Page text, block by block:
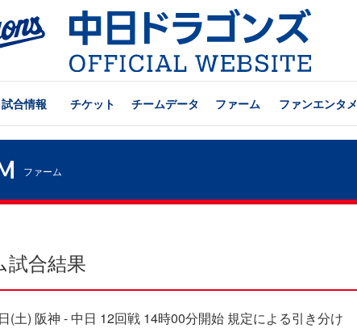
試合情報 チケット チームデータ ファーム ファンエンタメ
ファーム
試合結果
(土) 阪神 - 中日 12回戦 14時00分開始 規定による引き分け